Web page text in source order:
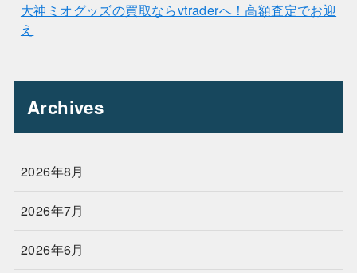
大神ミオグッズの買取ならvtraderへ！高額査定でお迎
え
Archives
2026年8月
2026年7月
2026年6月